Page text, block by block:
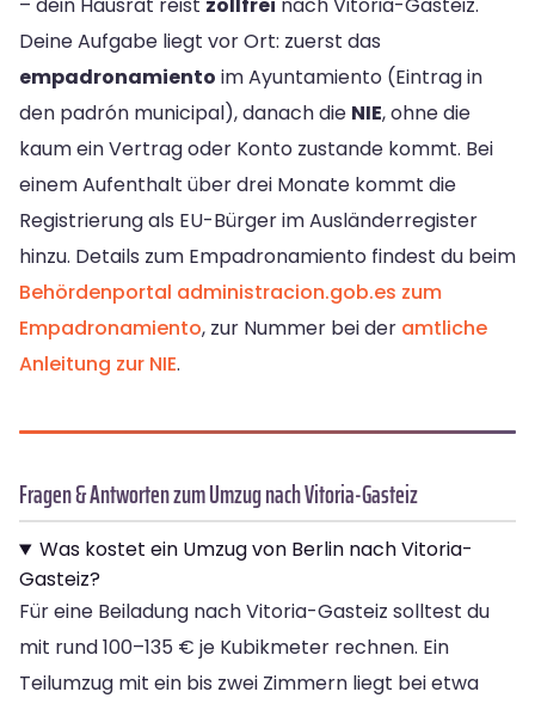
– dein Hausrat reist zollfrei nach Vitoria-Gasteiz.
Deine Aufgabe liegt vor Ort: zuerst das
empadronamiento im Ayuntamiento (Eintrag in
den padrón municipal), danach die NIE, ohne die
kaum ein Vertrag oder Konto zustande kommt. Bei
einem Aufenthalt über drei Monate kommt die
Registrierung als EU-Bürger im Ausländerregister
hinzu. Details zum Empadronamiento findest du beim
Behördenportal administracion.gob.es zum
Empadronamiento, zur Nummer bei der amtliche
Anleitung zur NIE.
Fragen & Antworten zum Umzug nach Vitoria-Gasteiz
Was kostet ein Umzug von Berlin nach Vitoria-
Gasteiz?
Für eine Beiladung nach Vitoria-Gasteiz solltest du
mit rund 100–135 € je Kubikmeter rechnen. Ein
Teilumzug mit ein bis zwei Zimmern liegt bei etwa